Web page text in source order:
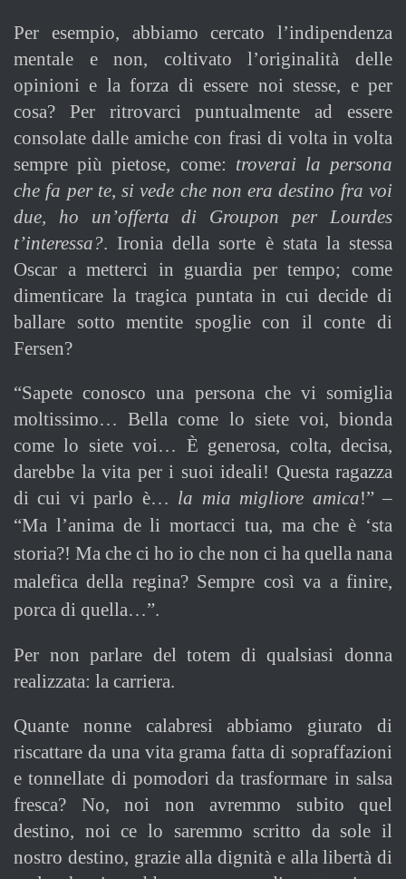
Per esempio, abbiamo cercato l’indipendenza
mentale e non, coltivato l’originalità delle
opinioni e la forza di essere noi stesse, e per
cosa? Per ritrovarci puntualmente ad essere
consolate dalle amiche con frasi di volta in volta
sempre più pietose, come: troverai la persona
che fa per te,si vede che non era destino fra voi
due, ho un’offerta di Groupon per Lourdes
t’interessa?. Ironia della sorte è stata la stessa
Oscar a metterci in guardia per tempo; come
dimenticare la tragica puntata in cui decide di
ballare sotto mentite spoglie con il conte di
Fersen?
“Sapete conosco una persona che vi somiglia
moltissimo… Bella come lo siete voi, bionda
come lo siete voi… È generosa, colta, decisa,
darebbe la vita per i suoi ideali! Questa ragazza
di cui vi parlo è… la mia migliore amica!” –
“Ma l’anima de li mortacci tua, ma che è ‘sta
storia?! Ma che ci ho io che non ci ha quella nana
malefica della regina? Sempre così va a finire,
porca di quella…”.
Per non parlare del totem di qualsiasi donna
realizzata: la carriera.
Quante nonne calabresi abbiamo giurato di
riscattare da una vita grama fatta di sopraffazioni
e tonnellate di pomodori da trasformare in salsa
fresca? No, noi non avremmo subito quel
destino, noi ce lo saremmo scritto da sole il
nostro destino, grazie alla dignità e alla libertà di